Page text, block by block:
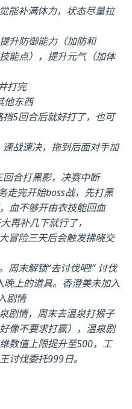
能补满体力，状态尽量拉
升防御能力（加防和
能点），提升元气（加体
打完
他东西
5回合后就好打了，也可
战速决，拖到后面对手加
合打黑影，决赛中断
走完开始boss战，先打黑
血不够开由衣技能回血
再补几下就行了，
冒险三天后会触发拂晓交
周末解锁“去讨伐吧!” 讨伐
晚上的道具。香澄美未加入
剧情
剧情，周末去温泉打猴子
像不要求打赢），温泉剧
数值上限提升至500，工
讨伐委托999日。